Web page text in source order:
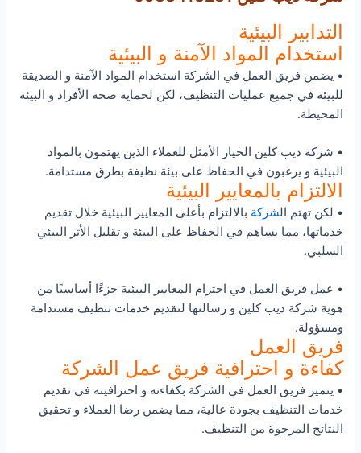
التدابير البيئية
استخدام المواد الآمنة و البيئية
• يضمن فريق العمل في الشركة استخدام المواد الآمنة و الصديقة
للبيئة في جميع عمليات التنظيف، لكن لحماية صحة الأفراد و البيئة
المحيطة.
• شركة ديب كلين الخيار الأمثل للعملاء الذين يهتمون بالمواد
البيئية و يرغبون في الحفاظ على بيئة نظيفة بطرق مستدامة.
الالتزام بالمعايير البيئية
• لكن تهتم الشركة بالالتزام بأعلى المعايير البيئية خلال تقديم
خدماتها، مما يساهم في الحفاظ على البيئة و تقليل الأثر البيئي
السلبي.
• عمل فريق العمل في احترام المعايير البيئية جزءًا أساسيًا من
هوية شركة ديب كلين و رسالتها لتقديم خدمات تنظيف مستدامة
ومسؤولة.
فريق العمل
كفاءة و احترافية فريق عمل الشركة
• يتميز فريق العمل في الشركة بكفاءته و احترافيته في تقديم
خدمات التنظيف بجودة عالية، مما يضمن رضا العملاء و تحقيق
النتائج المرجوة من التنظيف.